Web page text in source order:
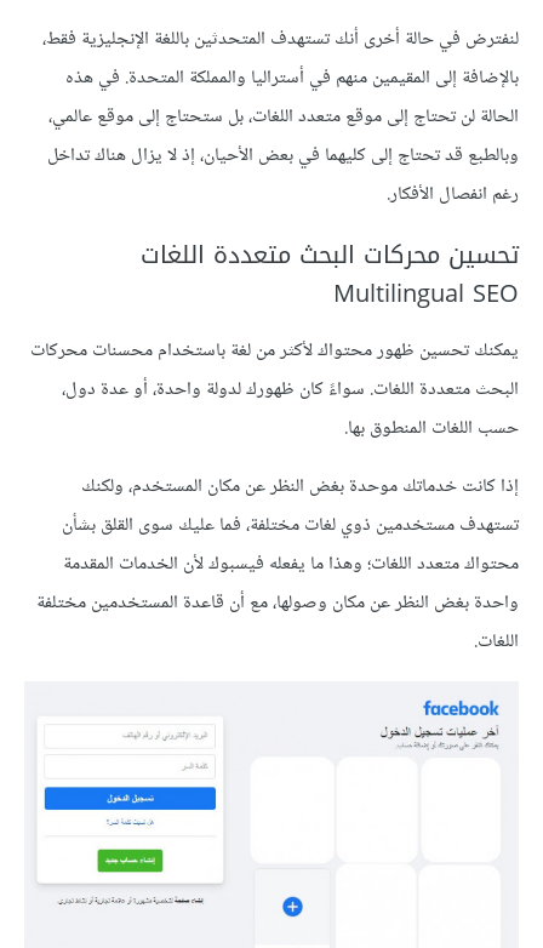
لنفترض في حالة أخرى أنك تستهدف المتحدثين باللغة الإنجليزية فقط،
بالإضافة إلى المقيمين منهم في أستراليا والمملكة المتحدة. في هذه
الحالة لن تحتاج إلى موقع متعدد اللغات، بل ستحتاج إلى موقع عالمي،
وبالطبع قد تحتاج إلى كليهما في بعض الأحيان، إذ لا يزال هناك تداخل
رغم انفصال الأفكار.
تحسين محركات البحث متعددة اللغات
Multilingual SEO
يمكنك تحسين ظهور محتواك لأكثر من لغة باستخدام محسنات محركات
البحث متعددة اللغات. سواءً كان ظهورك لدولة واحدة، أو عدة دول،
حسب اللغات المنطوق بها.
إذا كانت خدماتك موحدة بغض النظر عن مكان المستخدم، ولكنك
تستهدف مستخدمين ذوي لغات مختلفة، فما عليك سوى القلق بشأن
محتواك متعدد اللغات؛ وهذا ما يفعله فيسبوك لأن الخدمات المقدمة
واحدة بغض النظر عن مكان وصولها، مع أن قاعدة المستخدمين مختلفة
اللغات.